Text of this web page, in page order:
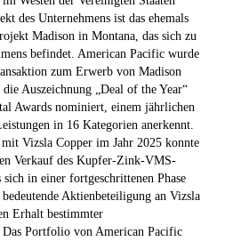
des Unternehmens ist das ehemals
Madison in Montana, das sich zu
befindet. American Pacific wurde
zum Erwerb von Madison
Auszeichnung „Deal of the Year“
Awards nominiert, einem jährlichen
in 16 Kategorien anerkennt.
Vizsla Copper im Jahr 2025 konnte
Verkauf des Kupfer-Zink-VMS-
in einer fortgeschrittenen Phase
Aktienbeteiligung an Vizsla
Erhalt bestimmter
Das Portfolio von American Pacific